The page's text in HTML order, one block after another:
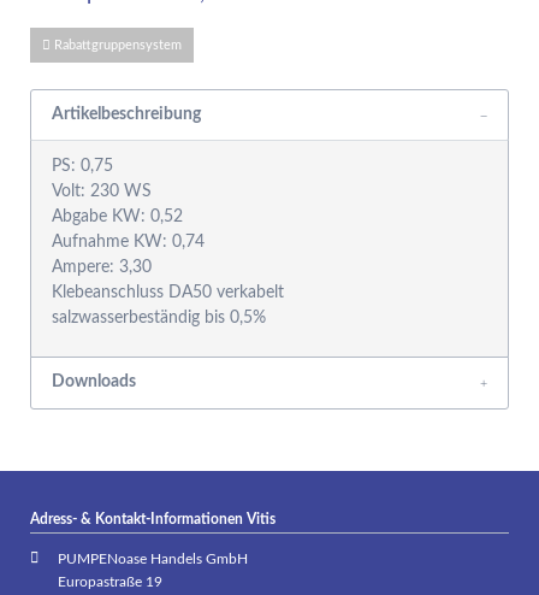
Rabattgruppensystem
Artikelbeschreibung
PS: 0,75
Volt: 230 WS
Abgabe KW: 0,52
Aufnahme KW: 0,74
Ampere: 3,30
Klebeanschluss DA50 verkabelt
Downloads
Adress- & Kontakt-Informationen Vitis
PUMPENoase Handels GmbH
Europastraße 19